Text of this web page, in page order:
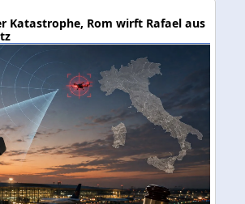
Katastrophe, Rom wirft Rafael aus